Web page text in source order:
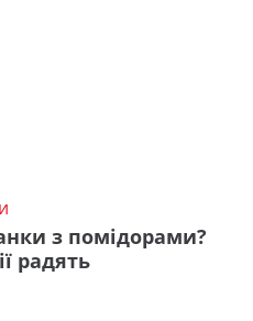
з помідорами?
радять